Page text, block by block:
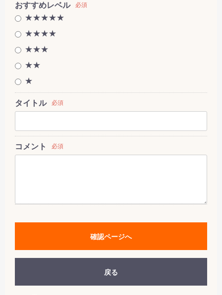
おすすめレベル 必須
★★★★★
★★★★
★★★
★★
★
タイトル 必須
コメント 必須
確認ページへ
戻る